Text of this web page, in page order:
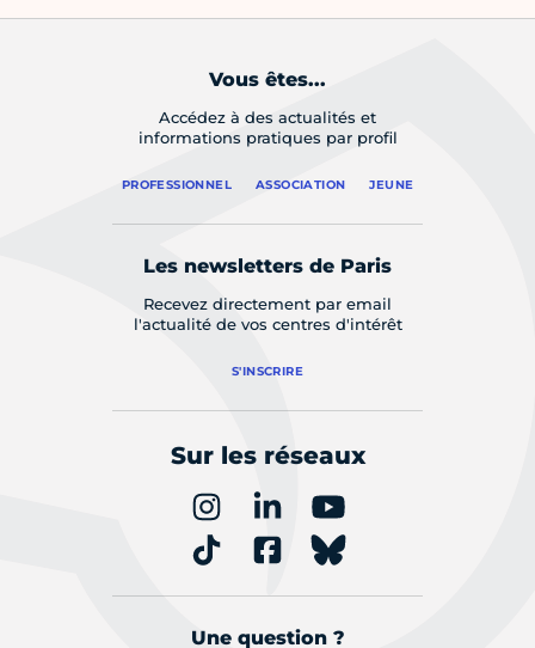
Vous êtes...
Accédez à des actualités et
informations pratiques par profil
PROFESSIONNEL ASSOCIATION JEUNE
Les newsletters de Paris
Recevez directement par email
l'actualité de vos centres d'intérêt
S'INSCRIRE
Sur les réseaux
Une question ?